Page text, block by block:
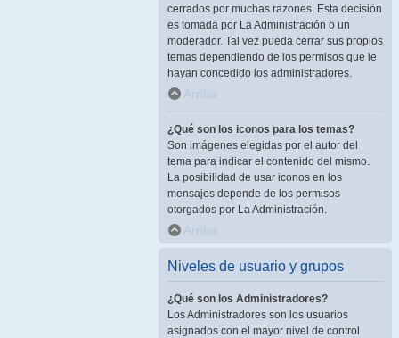
cerrados por muchas razones. Esta decisión
es tomada por La Administración o un
moderador. Tal vez pueda cerrar sus propios
temas dependiendo de los permisos que le
hayan concedido los administradores.
Arriba
¿Qué son los iconos para los temas?
Son imágenes elegidas por el autor del
tema para indicar el contenido del mismo.
La posibilidad de usar iconos en los
mensajes depende de los permisos
otorgados por La Administración.
Arriba
Niveles de usuario y grupos
¿Qué son los Administradores?
Los Administradores son los usuarios
asignados con el mayor nivel de control